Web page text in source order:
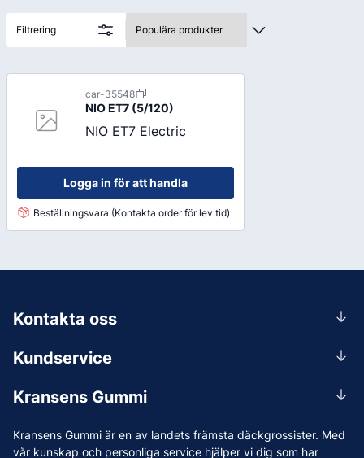
Filtrering
car-35548
NIO ET7 (5/120)
NIO ET7 Electric
Logga in för att handla
Beställningsvara (Kontakta order för lev.tid)
Kransens Gummi är en av landets främsta däckgrossister. Med
vår kunskap och personliga service hjälper vi dig som har
Kundservice
Leverans
Kransens Gummi
Vi som jobbar på Kransens Gummi
Kontakta oss
0156-409 00
Mån-Tors 07.30-16:30, Fre 07.30-15.00.
Lunchstängt 12:00-12:30